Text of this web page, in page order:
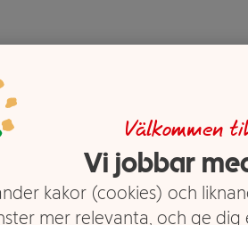
Välkommen
Vi jobbar
kakor (cookies) och
mer relevanta, och ge dig